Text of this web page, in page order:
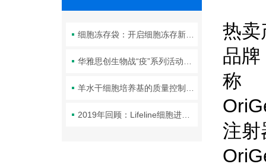
热卖
品